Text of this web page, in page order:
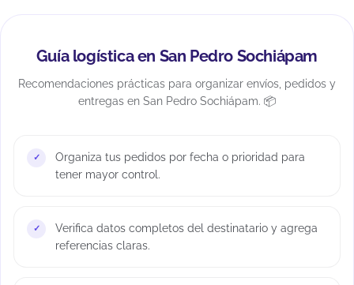
Guía logística en San Pedro Sochiápam
Recomendaciones prácticas para organizar envíos, pedidos y
entregas en San Pedro Sochiápam. 📦
Organiza tus pedidos por fecha o prioridad para
tener mayor control.
Verifica datos completos del destinatario y agrega
referencias claras.